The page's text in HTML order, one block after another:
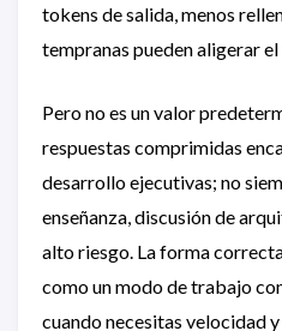
tokens de salida, menos
tempranas pueden aligerar
Pero no es un valor
respuestas comprimidas
desarrollo ejecutivas; no
enseñanza, discusión de
alto riesgo. La forma
como un modo de trabajo
cuando necesitas velocidad